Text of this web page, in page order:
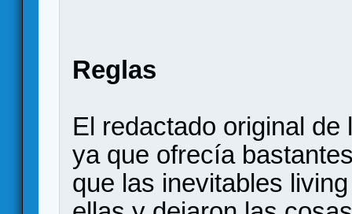
Reglas
El redactado original
ya que ofrecía
que las inevitables